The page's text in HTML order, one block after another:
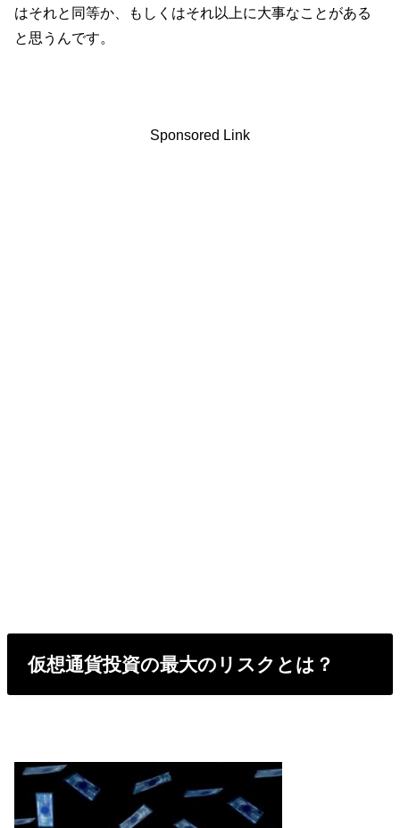
はそれと同等か、もしくはそれ以上に大事なことがある
と思うんです。
Sponsored Link
仮想通貨投資の最大のリスクとは？